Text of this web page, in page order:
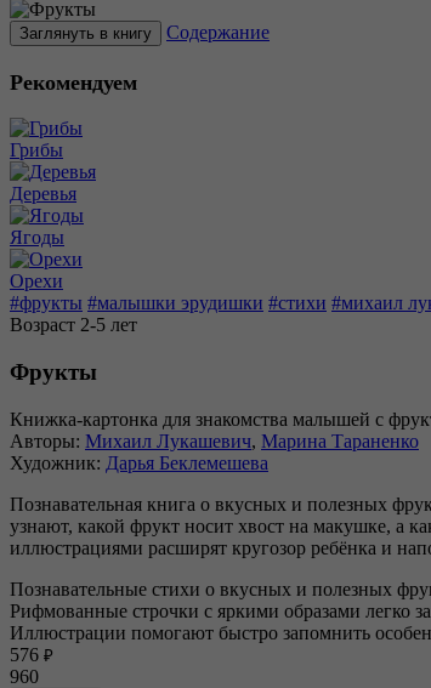
Заглянуть в книгу Содержание
Рекомендуем
Грибы
Деревья
Ягоды
Орехи
#фрукты #малышки эрудишки #стихи #михаил
Возраст 2-5 лет
Фрукты
Книжка-картонка для знакомства малышей с
Авторы: Михаил Лукашевич, Марина Тараненко
Художник: Дарья Беклемешева
Познавательная книга о вкусных и полезных
узнают, какой фрукт носит хвост на макушке, а
иллюстрациями расширят кругозор ребёнка и
Познавательные стихи о вкусных и полезных
Рифмованные строчки с яркими образами легко
Иллюстрации помогают быстро запомнить
576 ₽
960